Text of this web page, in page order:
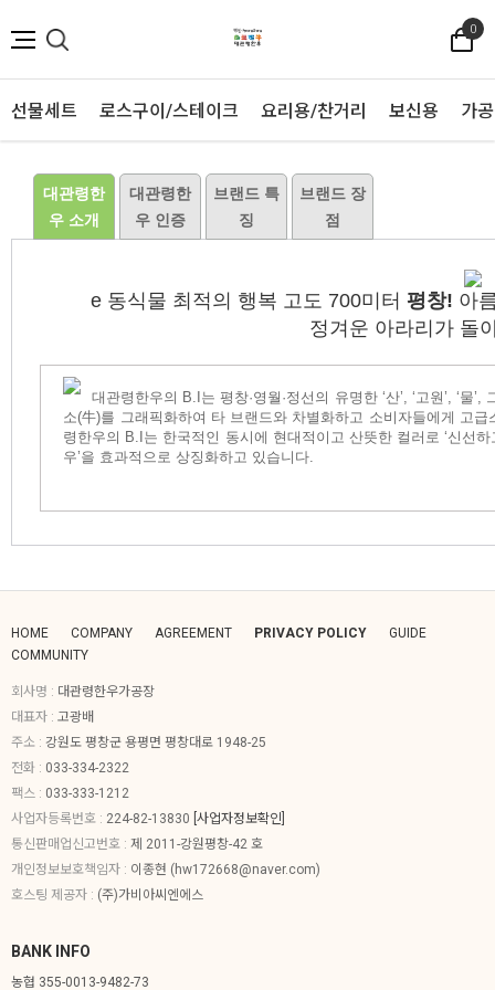
0
선물세트 로스구이/스테이크 요리용/찬거리 보신용 가
대관령한
우 소개
대관령한
우 인증
브랜드 특
징
브랜드 장
점
e 동식물 최적의 행복 고도 700미터 평창! 아
정겨운 아라리가 돌
대관령한우의 B.I는 평창·영월·정선의 유명한 ‘산’, ‘고원’, ‘물
소(牛)를 그래픽화하여 타 브랜드와 차별화하고 소비자들에게 고
령한우의 B.I는 한국적인 동시에 현대적이고 산뜻한 컬러로 ‘신선
우’을 효과적으로 상징화하고 있습니다.
HOME COMPANY AGREEMENT PRIVACY POLICY
GUIDE
COMMUNITY
회사명 : 대관령한우가공장
대표자 : 고광배
주소 : 강원도 평창군 용평면 평창대로 1948-25
전화 : 033-334-2322
팩스 : 033-333-1212
사업자등록번호 : 224-82-13830 [사업자정보확인]
통신판매업신고번호 : 제 2011-강원평창-42 호
개인정보보호책임자 : 이종현 ( hw172668@naver.com)
호스팅 제공자 : (주)가비아씨엔에스
BANK INFO
농협 355-0013-9482-73